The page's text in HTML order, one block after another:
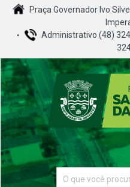
Praça Governador Ivo
Administrativo (48)